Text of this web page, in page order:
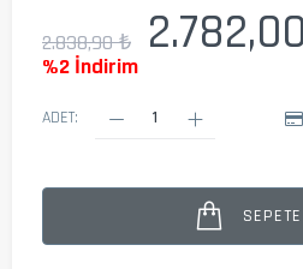
2.838,90 ₺
%2 İndirim
ADET: